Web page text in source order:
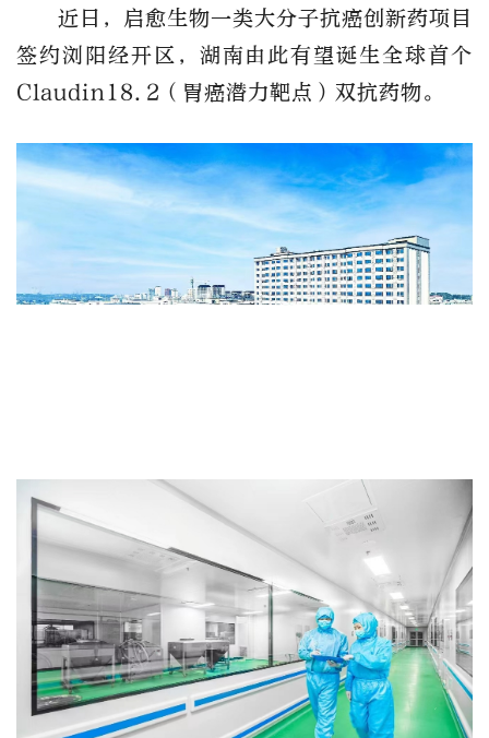
近日，启愈生物一类大分子抗癌创新药项目
签约浏阳经开区，湖南由此有望诞生全球首个
Claudin18.2（胃癌潜力靶点）双抗药物。